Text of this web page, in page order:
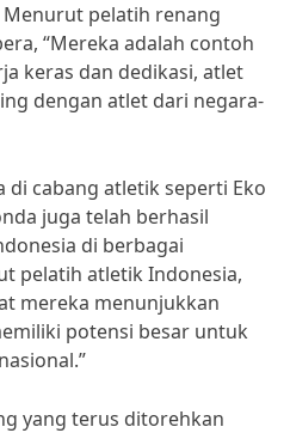
pelatih renang
“Mereka adalah contoh
keras dan dedikasi, atlet
dengan atlet dari negara-
di cabang atletik seperti Eko
juga telah berhasil
di berbagai
pelatih atletik Indonesia,
mereka menunjukkan
potensi besar untuk
yang terus ditorehkan